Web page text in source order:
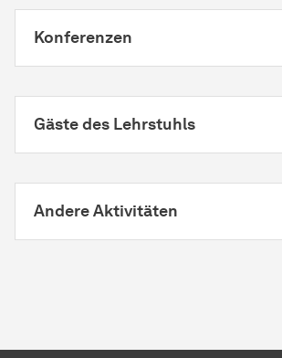
Konferenzen
Gäste des Lehrstuhls
Andere Aktivitäten